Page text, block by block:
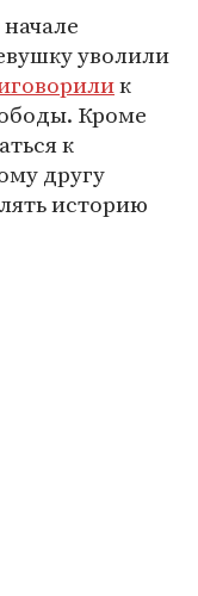
уволили
к
Кроме
к
другу
историю